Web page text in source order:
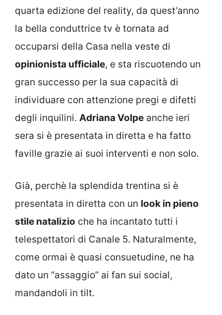
quarta edizione del reality, da quest’anno
la bella conduttrice tv è tornata ad
occuparsi della Casa nella veste di
opinionista ufficiale, e sta riscuotendo un
gran successo per la sua capacità di
individuare con attenzione pregi e difetti
degli inquilini. Adriana Volpe anche ieri
sera si è presentata in diretta e ha fatto
faville grazie ai suoi interventi e non solo.
Già, perchè la splendida trentina si è
presentata in diretta con un look in pieno
stile natalizio che ha incantato tutti i
telespettatori di Canale 5. Naturalmente,
come ormai è quasi consuetudine, ne ha
dato un “assaggio” ai fan sui social,
mandandoli in tilt.